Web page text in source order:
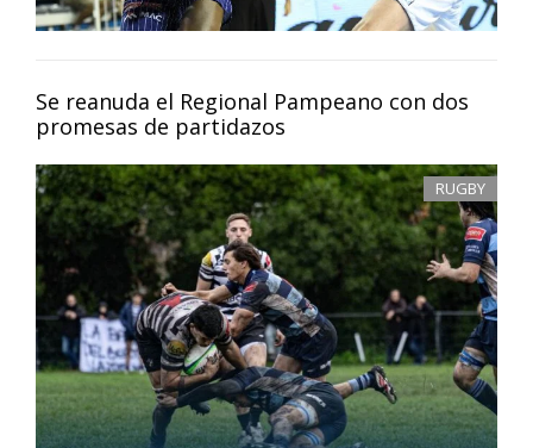
Se reanuda el Regional Pampeano con dos
promesas de partidazos
RUGBY